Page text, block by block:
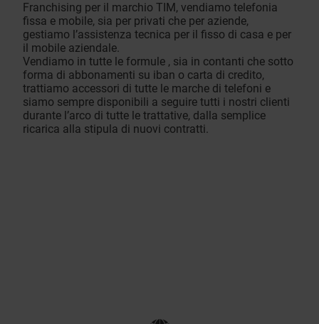
Franchising per il marchio TIM, vendiamo telefonia
fissa e mobile, sia per privati che per aziende,
gestiamo l’assistenza tecnica per il fisso di casa e per
il mobile aziendale.
Vendiamo in tutte le formule , sia in contanti che sotto
forma di abbonamenti su iban o carta di credito,
trattiamo accessori di tutte le marche di telefoni e
siamo sempre disponibili a seguire tutti i nostri clienti
durante l’arco di tutte le trattative, dalla semplice
ricarica alla stipula di nuovi contratti.